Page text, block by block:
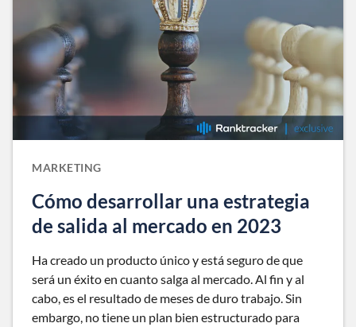
MARKETING
Cómo desarrollar una estrategia
de salida al mercado en 2023
Ha creado un producto único y está seguro de que
será un éxito en cuanto salga al mercado. Al fin y al
cabo, es el resultado de meses de duro trabajo. Sin
embargo, no tiene un plan bien estructurado para